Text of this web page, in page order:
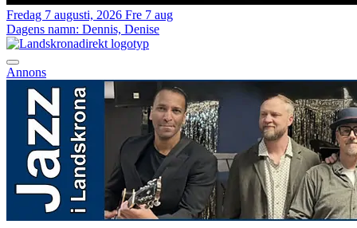
Fredag 7 augusti, 2026 Fre 7 aug
Dagens namn: Dennis, Denise
Annons